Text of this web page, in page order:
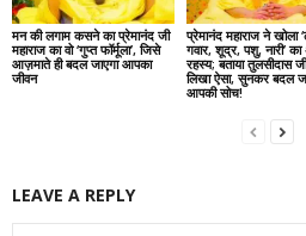
मन की लगाम कसने का प्रेमानंद जी
महाराज का वो ‘गुप्त फॉर्मूला’, जिसे
आज़माते ही बदल जाएगा आपका
जीवन
प्रेमानंद महाराज ने खोला
गवार, शूद्र, पशु, नारी’
रहस्य; बताया तुलसीदास
लिखा ऐसा, सुनकर बदल
आपकी सोच!
LEAVE A REPLY